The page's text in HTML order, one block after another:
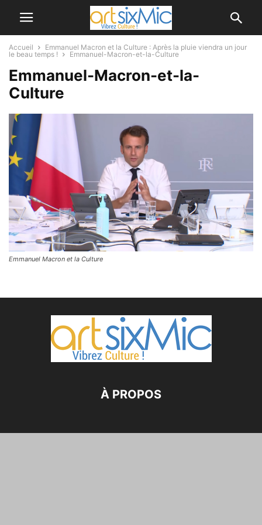
Accueil
Emmanuel Macron et la Culture : Après la pluie viendra un jour
le beau temps !
Emmanuel-Macron-et-la-Culture
Emmanuel-Macron-et-la-
Culture
Emmanuel Macron et la Culture
À PROPOS